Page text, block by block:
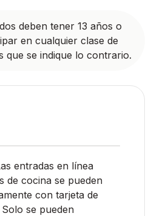
deben tener 13 años o
en cualquier clase de
que se indique lo contrario.
entradas en línea
de cocina se pueden
con tarjeta de
se pueden